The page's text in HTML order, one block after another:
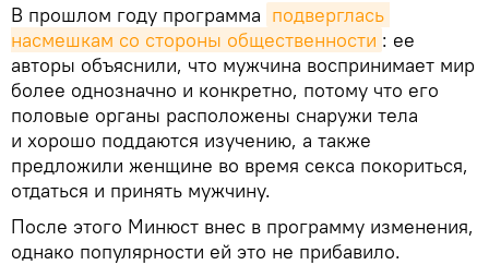
В прошлом году программа подверглась
насмешкам со стороны общественности : ее
авторы объяснили, что мужчина воспринимает мир
более однозначно и конкретно, потому что его
половые органы расположены снаружи тела
и хорошо поддаются изучению, а также
предложили женщине во время секса покориться,
отдаться и принять мужчину.
После этого Минюст внес в программу изменения,
однако популярности ей это не прибавило.